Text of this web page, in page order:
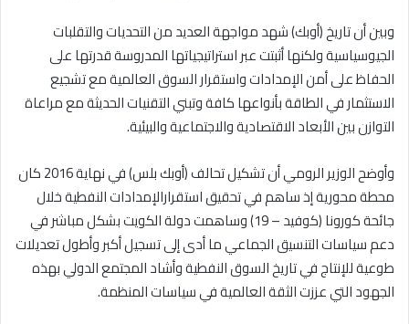
وبين أن تاريخ (أوبك) شهد مواجهة العديد من التحديات والتقلبات
الجيوسياسية ولكنها أثبتت عبر استراتيجياتها المدروسة قدرتها على
الحفاظ على أمن الإمدادات واستقرار السوق العالمية مع تشجيع
الاستثمار في الطاقة بأنواعها كافة وتبني التقنيات الحديثة مع مراعاة
التوازن بين الأبعاد الاقتصادية والاجتماعية والبيئية.
وأوضح الوزير الرومي أن تشكيل تحالف (أوبك بلس) في نهاية 2016 كان
محطة محورية إذ ساهم في تحقيق استقرارالإمدادات النفطية خلال
جائحة كورونا (كوفيد – 19) وساهمت دولة الكويت بشكل مباشر في
دعم سياسات التنسيق الجماعي ما أدى إلى تسجيل أكبر وأطول تعديلات
طوعية للإنتاج في تاريخ السوق النفطية وأشاد المجتمع الدولي بهذه
الجهود التي عززت الثقة العالمية في سياسات المنظمة.